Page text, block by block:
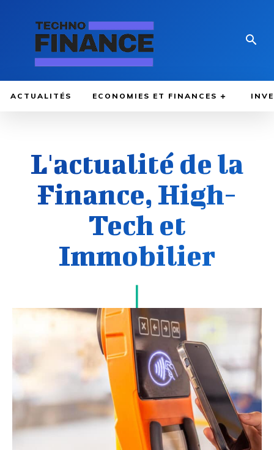
ACTUALITÉS ECONOMIES ET FINANCES
L'actualité de la
Finance, High-
Tech et
Immobilier